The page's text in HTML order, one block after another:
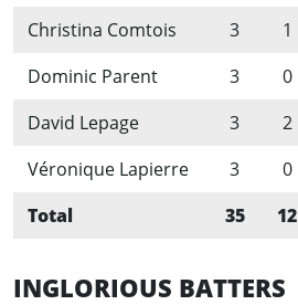
Christina Comtois
3 1
Dominic Parent
3 0
David Lepage
3 2
Véronique Lapierre
3 0
Total
35 12
INGLORIOUS BATTERS